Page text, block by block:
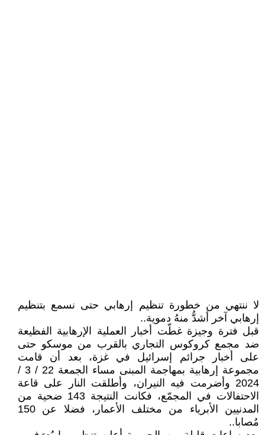
لا ننتهي من خطورة تنظيم إرهابي حتى نسمع بتنظيم
إرهابي آخر أشدُّ منهُ دموية..
قبل فترة وجيزة غطّت أخبار العملية الإرهابية الفظيعة
ضد مجمع كروكوس التجاري بالقرب من موسكو حتى
على أخبار جرائم إسرائيل في غزة، بعد أن قامت
مجموعة إرهابية بمهاجمة المبنى مساء الجمعة 22 / 3 /
2024 وأضرمت فيه النيران، وأطلقت النار على قاعة
الاحتفالات في المجمّع، فكانت النتيجة 143 ضحية من
المدنيين الأبرياء من مختلف الأعمار، فضلا عن 150
مُصابا..